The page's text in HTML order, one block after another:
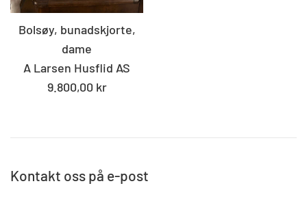
Bolsøy, bunadskjorte,
dame
A Larsen Husflid AS
Standard
9.800,00 kr
Kontakt oss på e-post